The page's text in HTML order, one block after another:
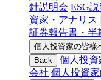
針説明会 ESG
資家・アナリス
証券報告書・半
個人投資家の皆様
Back 個人投資
会社 個人投資